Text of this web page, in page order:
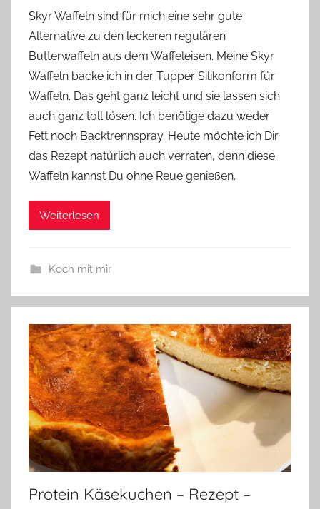
n
Y
v
o
n
n
e
Skyr Waffeln sind für mich eine sehr gute
Alternative zu den leckeren regulären
Butterwaffeln aus dem Waffeleisen. Meine Skyr
Waffeln backe ich in der Tupper Silikonform für
Waffeln. Das geht ganz leicht und sie lassen sich
auch ganz toll lösen. Ich benötige dazu weder
Fett noch Backtrennspray. Heute möchte ich Dir
das Rezept natürlich auch verraten, denn diese
Waffeln kannst Du ohne Reue genießen.
Weiterlesen
Koch mit mir
Protein Käsekuchen – Rezept –